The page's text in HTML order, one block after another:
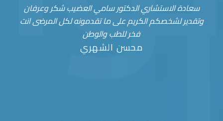
سعادة الاستشاري الدكتور سامي العضيب شكر وعرفان
وتقدير لشخصكم الكريم على ما تقدمونه لكل المرضى انت
فخر للطب والوطن
محسن الشهري